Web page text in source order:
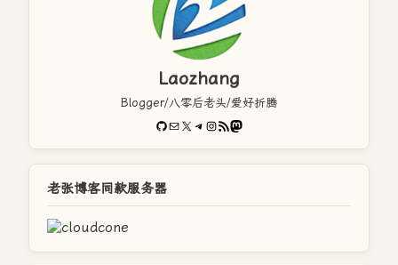
Laozhang
Blogger/八零后老头/爱好折腾
GitHub
电子邮件X Telegram
Instagram
RSS FeedMastodon
老张博客同款服务器